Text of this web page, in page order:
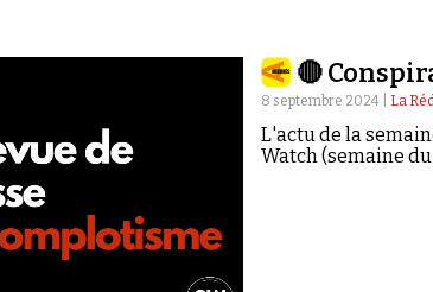
🔴
8 septembre 2024 | La
L'actu de la
Watch (semaine